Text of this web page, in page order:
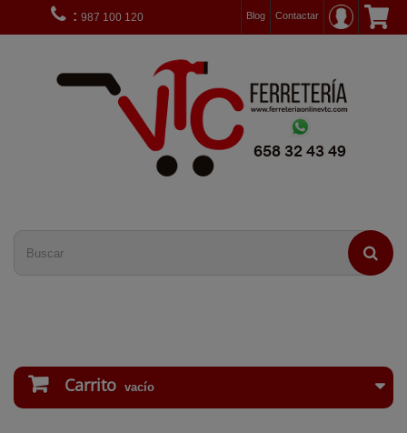
Contactar
: 987 100 120 Blog
Carrito vacío